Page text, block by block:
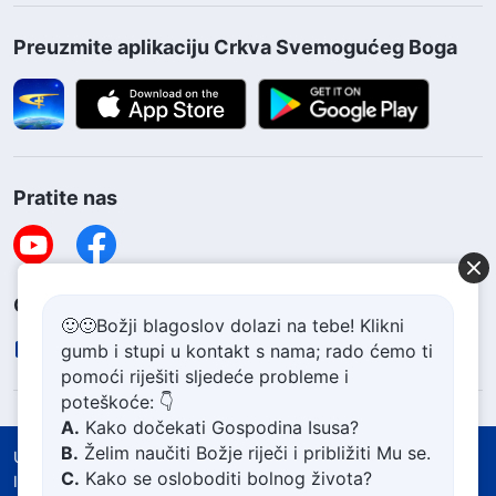
Preuzmite aplikaciju Crkva Svemogućeg Boga
Pratite nas
Obratite nam se
contact.hr@godfootsteps.org
Uvjeti korištenja
Politika zaštite privatnosti
Izjava o autorskim pravima i žigovima
🙂🙂Božji blagoslov dolazi na tebe! Klikni
gumb i stupi u kontakt s nama; rado ćemo ti
pomoći riješiti sljedeće probleme i
poteškoće: 👇
A. Kako dočekati Gospodina Isusa?
B. Želim naučiti Božje riječi i približiti Mu se.
C. Kako se osloboditi bolnog života?